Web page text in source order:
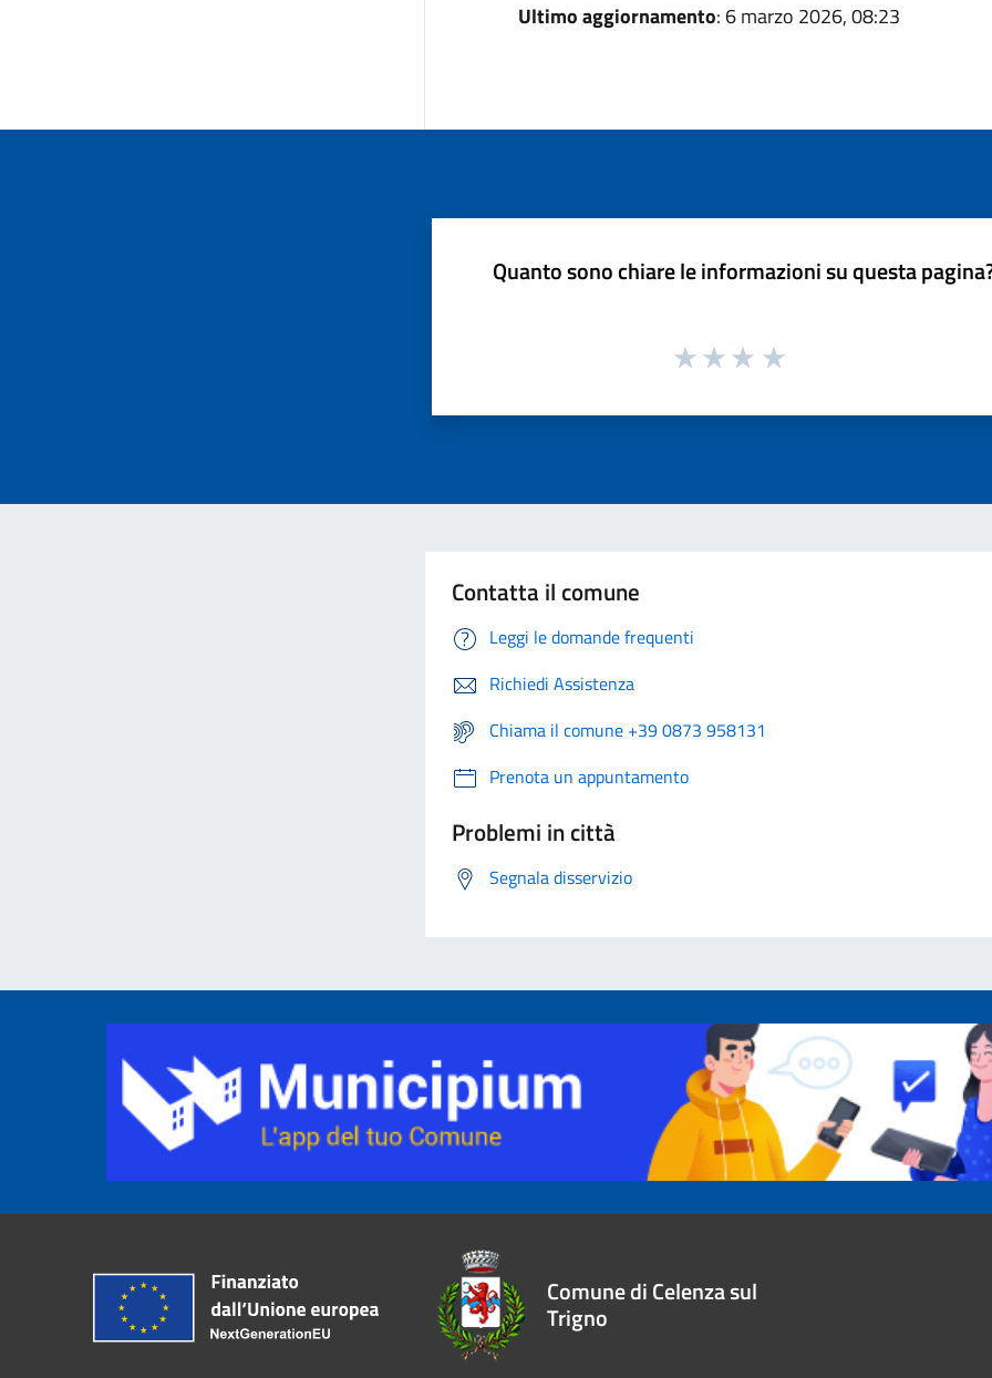
Ultimo aggiornamento: 6 marzo 2026, 08:23
Quanto sono chiare le informazioni su questa
Contatta il comune
Leggi le domande frequenti
Richiedi Assistenza
Chiama il comune +39 0873 958131
Prenota un appuntamento
Problemi in città
Segnala disservizio
Comune di Celenza sul
Trigno